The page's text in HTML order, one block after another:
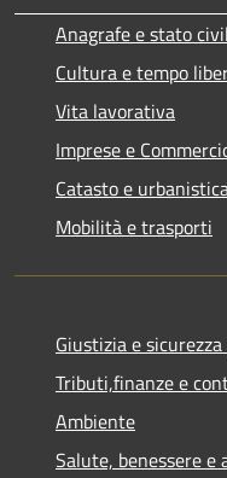
Anagrafe e stato
Cultura e tempo
Vita lavorativa
Imprese e
Catasto e
Mobilità e trasporti
Giustizia e
Tributi,finanze e
Ambiente
Salute, benessere e